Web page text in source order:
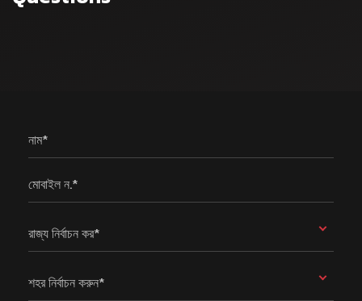
নাম*
মোবাইল ন.*
রাজ্য নির্বাচন কর*
শহর নির্বাচন করুন*